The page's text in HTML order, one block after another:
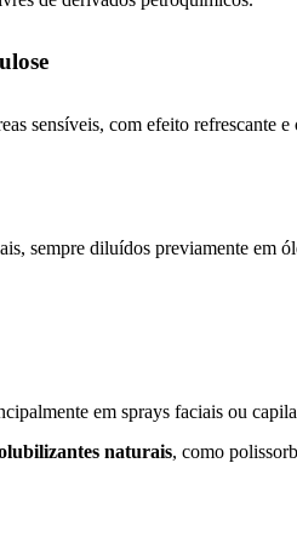
sensíveis, com efeito refrescante e
sempre diluídos previamente em
em sprays faciais ou
naturais, como